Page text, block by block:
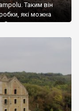
Таким він
які можна
Загалом цвинтар